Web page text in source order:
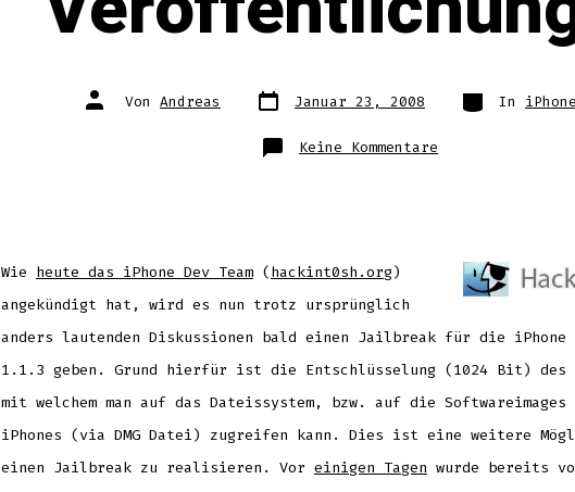
Autor
des Von Andreas Datum
des Januar 23, 2008 Kategorien
In
Keine Kommentare
Jailbreak
Wie heute das iPhone Dev Team (hackint0sh.org)
angekündigt hat, wird es nun trotz ursprünglich
anders lautenden Diskussionen bald einen Jailbreak für die iPhone
1.1.3 geben. Grund hierfür ist die Entschlüsselung (1024 Bit) des
mit welchem man auf das Dateissystem, bzw. auf die Softwareimages
iPhones (via DMG Datei) zugreifen kann. Dies ist eine weitere
einen Jailbreak zu realisieren. Vor einigen Tagen wurde bereits